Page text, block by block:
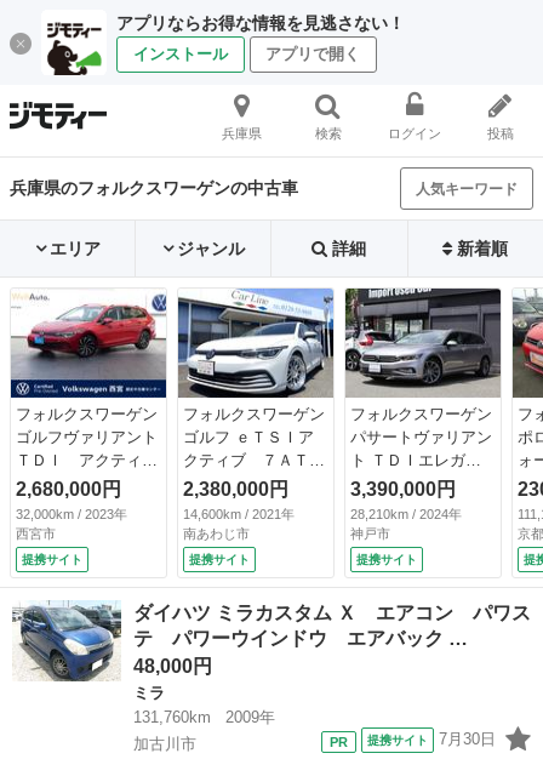
アプリならお得な情報を見逃さない！
インストール アプリで開く
兵庫県 検索 ログイン 投稿
兵庫県のフォルクスワーゲンの中古車 人気キーワード
エリア ジャンル 詳細 新着順
フォルクスワーゲン
ゴルフヴァリアント
ＴＤＩ アクティブ
アドバンス プラチ
ナムエディション
クリーンディーゼル
車 認定中古車保証
１年付き 衝突軽減
ブレーキ ＩＱライ
ト トラベルアシス
ト ヘッドアップデ
ィスプレイ サイド
アシスト リアトラ
フィックアラート
シートヒーター ス
2,680,000円
32,000km / 2023年
西宮市
提携サイト
フォルクスワーゲン
ゴルフ ｅＴＳＩア
クティブ ７ＡＴタ
ーボ 純正ナビゲー
ション フルセグＴ
Ｖ リアカメラ ヘ
ッドアップディスプ
レイ アダプティブ
ル バラマンディデ
ザイン１８インチア
ルミホイール アイ
（車検整備付）
2,380,000円
14,600km / 2021年
南あわじ市
提携サイト
フォルクスワーゲン
パサートヴァリアン
ト ＴＤＩエレガン
スアドバンス 新車
保証継承付 黒革
シートヒーター＆ク
ーラー＆マッサー
ジ サンＲ １８Ａ
ＩＳＰ 電動ゲー
ト ３ゾーンＡＣ
車アシスト （検
3,390,000円
28,210km / 2024年
神戸市
提携サイト
フ
ポ
ォ
コ
ビ
ア
ラ
Ｅ
9.2
京
提
ダイハツ ミラカスタム Ｘ エアコン パワス
テ パワーウインドウ エアバック …
48,000円
ミラ
131,760km
2009年
加古川市
提携サイト 7月30日